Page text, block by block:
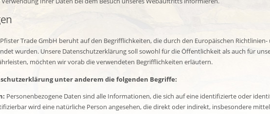
Trade GmbH beruht auf den Begrifflichkeiten, die durch den Europäischen
wurden. Unsere Datenschutzerklärung soll sowohl für die Öffentlichkeit als auch für
möchten wir vorab die verwendeten Begrifflichkeiten erläutern.
unter anderem die folgenden Begriffe:
Personenbezogene Daten sind alle Informationen, die sich auf eine identifizierte oder
wird eine natürliche Person angesehen, die direkt oder indirekt, insbesondere